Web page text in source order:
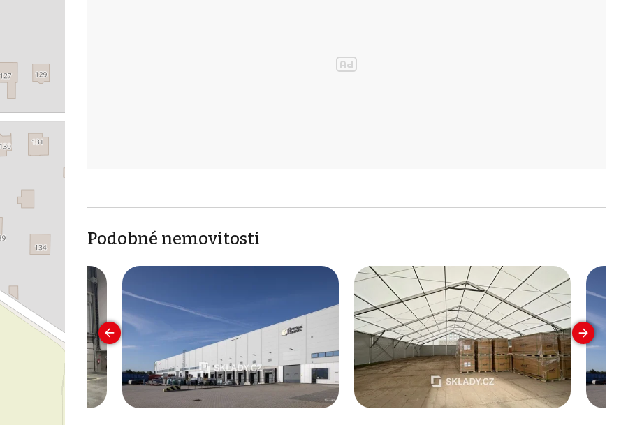
Podobné nemovitosti